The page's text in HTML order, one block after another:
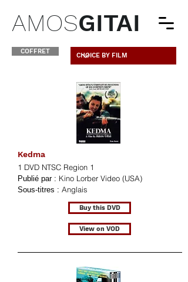
AMOSGITAI
COFFRET
Kedma
1 DVD NTSC Region 1
Publié par : Kino Lorber Video (USA)
Sous-titres : Anglais
Buy this DVD
View on VOD